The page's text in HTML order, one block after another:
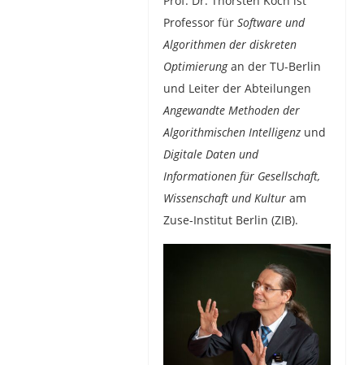
Professor fürSoftware und
Algorithmen der diskreten
Optimierungan der TU-Berlin
und Leiter der Abteilungen
Angewandte Methoden der
Algorithmischen Intelligenz und
Digitale Daten und
Informationen für Gesellschaft,
Wissenschaft und Kulturam
Zuse-Institut Berlin (ZIB).